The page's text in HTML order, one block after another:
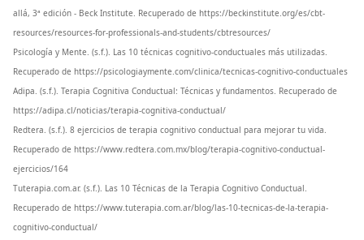
allá, 3ª edición - Beck Institute. Recuperado de https://beckinstitute.org/es/cbt-
resources/resources-for-professionals-and-students/cbtresources/
Psicología y Mente. (s.f.). Las 10 técnicas cognitivo-conductuales más utilizadas.
Recuperado de https://psicologiaymente.com/clinica/tecnicas-cognitivo-conductuales
Adipa. (s.f.). Terapia Cognitiva Conductual: Técnicas y fundamentos. Recuperado de
https://adipa.cl/noticias/terapia-cognitiva-conductual/
Redtera. (s.f.). 8 ejercicios de terapia cognitivo conductual para mejorar tu vida.
Recuperado de https://www.redtera.com.mx/blog/terapia-cognitivo-conductual-
ejercicios/164
Tuterapia.com.ar. (s.f.). Las 10 Técnicas de la Terapia Cognitivo Conductual.
Recuperado de https://www.tuterapia.com.ar/blog/las-10-tecnicas-de-la-terapia-
cognitivo-conductual/